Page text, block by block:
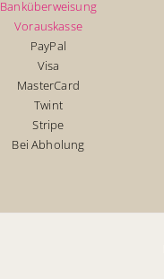
Banküberweisung
Vorauskasse
PayPal
Visa
MasterCard
Twint
Stripe
Bei Abholung